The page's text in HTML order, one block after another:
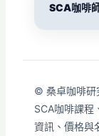
SCA咖啡
© 桑卓咖啡研
SCA咖啡課程
資訊、價格與